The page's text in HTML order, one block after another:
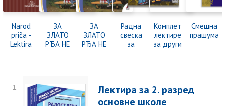
Narod
priča -
Lektira
ЗА
ЗЛАТО
РЂА НЕ
за 2.
разред
ЗА
ЗЛАТО
РЂА НЕ
разред
Радна
свеска
за
Комплет
лектире
за други
Смешна
прашума
1.
Лектира за 2. разред
основне школе